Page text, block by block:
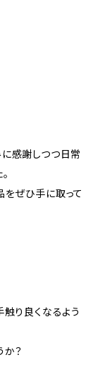
感謝しつつ日常
ぜひ手に取って
り良くなるよう
か？